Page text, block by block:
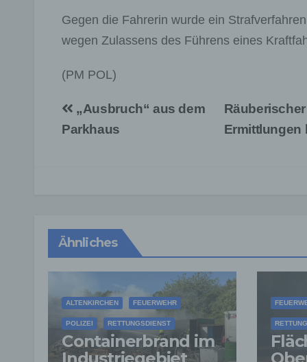
Gegen die Fahrerin wurde ein
wegen Zulassens des Führens eines
(PM POL)
Beitragsnavigation
Ermittlungen
„Ausbruch“ aus dem
Parkhaus
Ähnliches
ALTENKIRCHEN FEUERWEHR
POLIZEI RETTUNGSDIENST
Containerbrand im